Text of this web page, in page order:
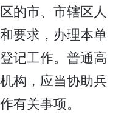
的市、市辖区人
要求，办理本单
记工作。普通高
构，应当协助兵
有关事项。